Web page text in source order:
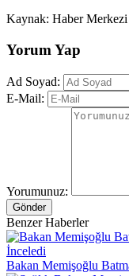
Kaynak: Haber Merkezi
Yorum Yap
Ad Soyad:
E-Mail:
Yorumunuz:
Gönder
Benzer Haberler
Bakan Memişoğlu